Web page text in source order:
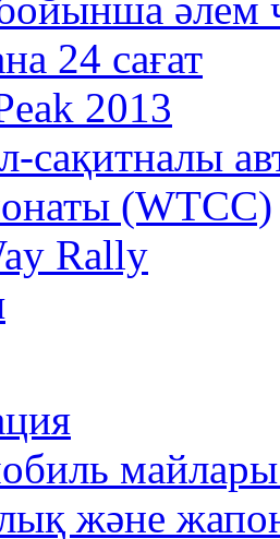
24 сағат
2013
сақитналы
(WTCC)
Rally
және